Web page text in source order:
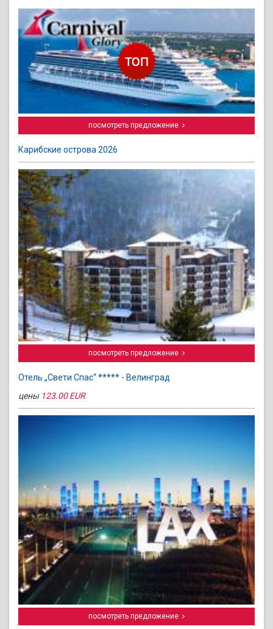
посмотреть предложение
Карибские острова 2026
посмотреть предложение
Отель „Свети Спас“ ***** - Велинград
цены 123.00 EUR
посмотреть предложение